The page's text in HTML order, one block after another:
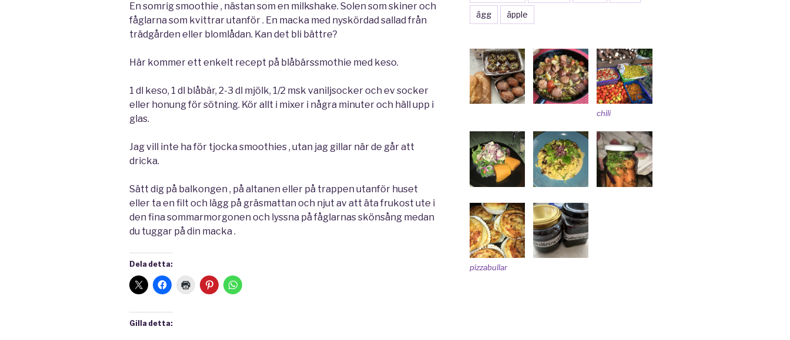
En somrig smoothie , nästan som en milkshake. Solen som skiner och
fåglarna som kvittrar utanför . En macka med nyskördad sallad från
trädgården eller blomlådan. Kan det bli bättre?
Här kommer ett enkelt recept på blåbärssmothie med keso.
1 dl keso, 1 dl blåbär, 2-3 dl mjölk, 1/2 msk vaniljsocker och ev socker
eller honung för sötning. Kör allt i mixer i några minuter och häll upp i
glas.
Jag vill inte ha för tjocka smoothies , utan jag gillar när de går att
dricka.
Sätt dig på balkongen , på altanen eller på trappen utanför huset
eller ta en filt och lägg på gräsmattan och njut av att äta frukost ute i
den fina sommarmorgonen och lyssna på fåglarnas skönsång medan
du tuggar på din macka .
Dela detta:
Gilla detta:
ägg äpple
chili
pizzabullar